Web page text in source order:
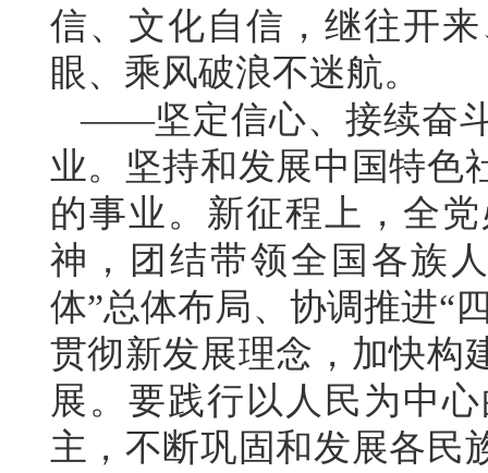
信、文化自信，继往开
眼、乘风破浪不迷航。
——坚定信心、接续奋
业。坚持和发展中国特色
的事业。新征程上，全
神，团结带领全国各族
体”总体布局、协调推进“
贯彻新发展理念，加快构
展。要践行以人民为中
主，不断巩固和发展各民